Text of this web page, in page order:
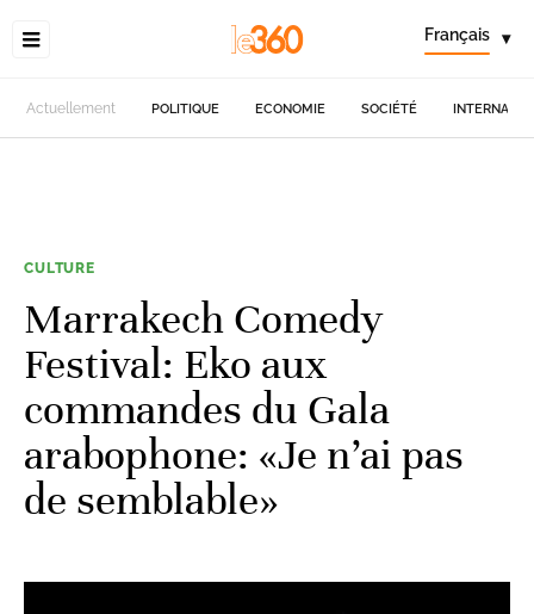
Français ▾
Actuellement POLITIQUE ECONOMIE SOCIÉTÉ
CULTURE
Marrakech Comedy
Festival: Eko aux
commandes du Gala
arabophone: «Je n’ai pas
de semblable»